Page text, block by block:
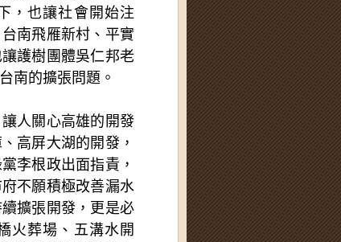
，也讓社會開始注
南飛雁新村、平實
護樹團體吳仁邦老
南的擴張問題。
人關心高雄的開發
高屏大湖的開發，
李根政出面指責，
不願積極改善漏水
擴張開發，更是必
火葬場、五溝水開